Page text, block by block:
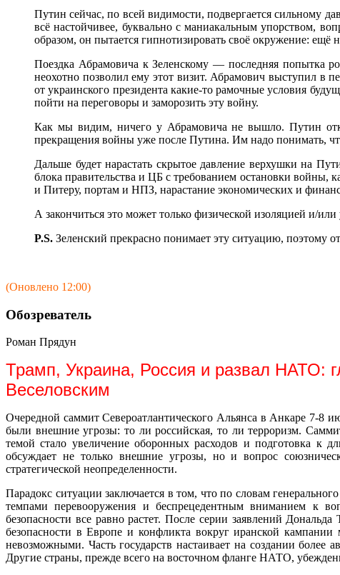
Путин сейчас, по всей видимости, подвергается сильному
всё настойчивее, буквально с маниакальным упорством,
образом, он пытается гипнотизировать своё окружение: ещё
Поездка Абрамовича к Зеленскому — последняя попытка
неохотно позволил ему этот визит. Абрамович выступил в
от украинского президента какие-то рамочные условия
пойти на переговоры и заморозить эту войну.
Как мы видим, ничего у Абрамовича не вышло. Путин
прекращения войны уже после Путина. Им надо понимать,
Дальше будет нарастать скрытое давление верхушки на
блока правительства и ЦБ с требованием остановки войны,
и Питеру, портам и НПЗ, нарастание экономических и
А закончиться это может только физической изоляцией и/или
P.S. Зеленский прекрасно понимает эту ситуацию, поэтому
(Оновлено 12:00)
Обозреватель
Роман Прядун
Трамп, Украина, Россия и развал НАТО:
Веселовским
Очередной саммит Североатлантического Альянса в Анкаре 7-8
были внешние угрозы: то ли российская, то ли терроризм.
темой стало увеличение оборонных расходов и подготовка к
обсуждает не только внешние угрозы, но и вопрос
стратегической неопределенности.
Парадокс ситуации заключается в том, что по словам
темпами перевооружения и беспрецедентным вниманием к
безопасности все равно растет. После серии заявлений
безопасности в Европе и конфликта вокруг иранской
невозможными. Часть государств настаивает на создании
Другие страны, прежде всего на восточном фланге НАТО,